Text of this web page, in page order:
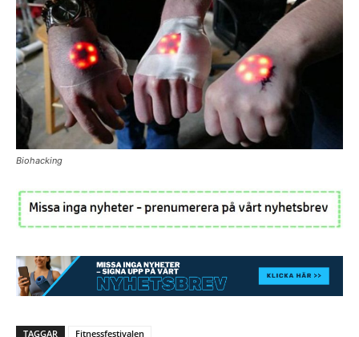
Biohacking
TAGGAR Fitnessfestivalen